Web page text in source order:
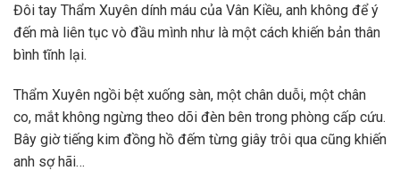
Đôi tay Thẩm Xuyên dính máu của Vân Kiều, anh không để ý
đến mà liên tục vò đầu mình như là một cách khiến bản thân
bình tĩnh lại.
Thẩm Xuyên ngồi bệt xuống sàn, một chân duỗi, một chân
co, mắt không ngừng theo dõi đèn bên trong phòng cấp cứu.
Bây giờ tiếng kim đồng hồ đếm từng giây trôi qua cũng khiến
anh sợ hãi…